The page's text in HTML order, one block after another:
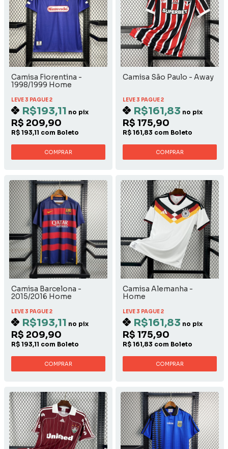
Camisa Fiorentina -
1998/1999 Home
LEVE 3 PAGUE 2
R$193,11 no pix
R$ 209,90
R$ 193,11 com Boleto
COMPRAR
Camisa São Paulo - Away
LEVE 3 PAGUE 2
R$161,83 no pix
R$ 175,90
R$ 161,83 com Boleto
COMPRAR
Camisa Barcelona -
2015/2016 Home
LEVE 3 PAGUE 2
R$193,11 no pix
R$ 209,90
R$ 193,11 com Boleto
COMPRAR
Camisa Alemanha -
Home
LEVE 3 PAGUE 2
R$161,83 no pix
R$ 175,90
R$ 161,83 com Boleto
COMPRAR